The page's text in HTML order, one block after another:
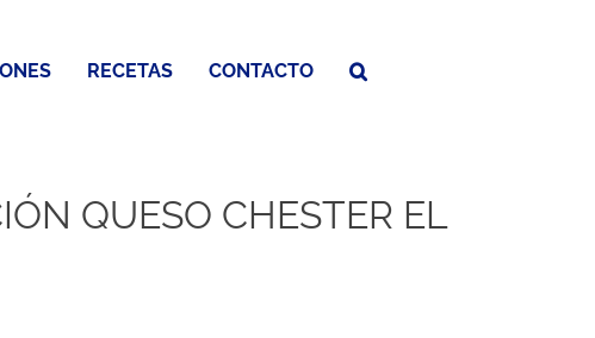
RECETAS CONTACTO
QUESO CHESTER EL